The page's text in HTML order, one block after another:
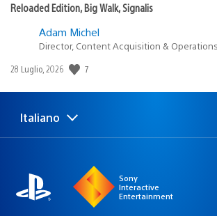
Reloaded Edition, Big Walk, Signalis
Adam Michel
Director, Content Acquisition &
Data
pubblicazione:
28 Luglio, 2026 7
Seleziona
una
Regione
attuale:
Italiano
Sony
Interactive
Entertainment